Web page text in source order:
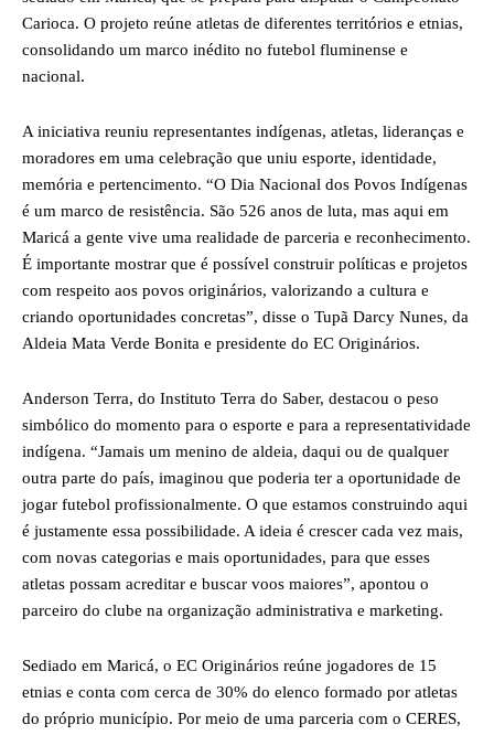
Carioca. O projeto reúne atletas de diferentes territórios e etnias,
consolidando um marco inédito no futebol fluminense e
nacional.
A iniciativa reuniu representantes indígenas, atletas, lideranças e
moradores em uma celebração que uniu esporte, identidade,
memória e pertencimento. “O Dia Nacional dos Povos Indígenas
é um marco de resistência. São 526 anos de luta, mas aqui em
Maricá a gente vive uma realidade de parceria e reconhecimento.
É importante mostrar que é possível construir políticas e projetos
com respeito aos povos originários, valorizando a cultura e
criando oportunidades concretas”, disse o Tupã Darcy Nunes, da
Aldeia Mata Verde Bonita e presidente do EC Originários.
Anderson Terra, do Instituto Terra do Saber, destacou o peso
simbólico do momento para o esporte e para a representatividade
indígena. “Jamais um menino de aldeia, daqui ou de qualquer
outra parte do país, imaginou que poderia ter a oportunidade de
jogar futebol profissionalmente. O que estamos construindo aqui
é justamente essa possibilidade. A ideia é crescer cada vez mais,
com novas categorias e mais oportunidades, para que esses
atletas possam acreditar e buscar voos maiores”, apontou o
parceiro do clube na organização administrativa e marketing.
Sediado em Maricá, o EC Originários reúne jogadores de 15
etnias e conta com cerca de 30% do elenco formado por atletas
do próprio município. Por meio de uma parceria com o CERES,